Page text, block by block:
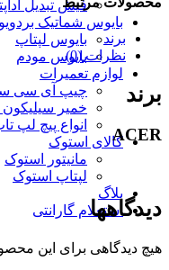
فیش تبدیل
بایوس شماتیک بردویو
بایوس لپتاپ
بایوس مودم
لوازم تعمیرات
چیپ آی سی
خمیر
انواع پیچ لپ
کالای استوک
مانیتور استوک
لپتاپ استوک
بلاگ
استعلام گارانتی
برند
نظرات (0)
برند
ACER
دیدگاهها
هیچ دیدگاهی برای این